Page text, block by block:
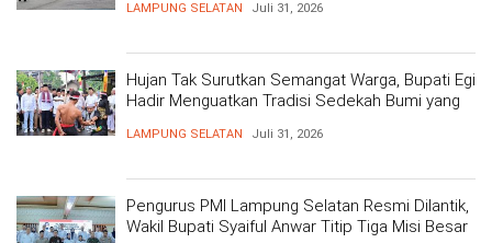
LAMPUNG SELATAN Juli 31, 2026
Hujan Tak Surutkan Semangat Warga, Bupati Egi
Hadir Menguatkan Tradisi Sedekah Bumi yang
LAMPUNG SELATAN Juli 31, 2026
Pengurus PMI Lampung Selatan Resmi Dilantik,
Wakil Bupati Syaiful Anwar Titip Tiga Misi Besar